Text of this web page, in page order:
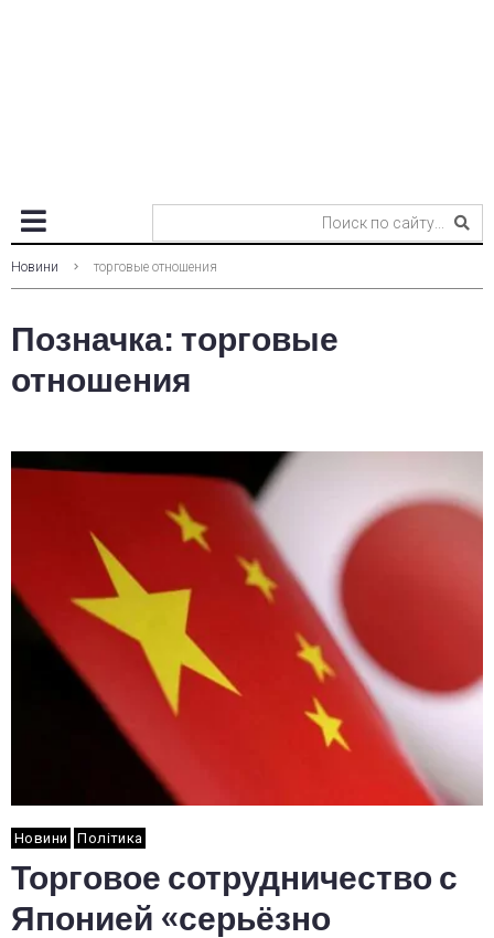
Новини торговые отношения
Позначка: торговые
отношения
Новини Політика
Торговое сотрудничество с
Японией «серьёзно